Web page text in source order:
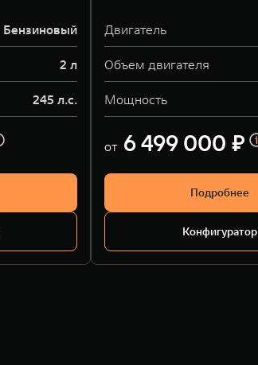
Бензиновый
2 л
245 л.с.
Двигатель
Объем двигателя
Мощность
от 6 499 000 ₽
Подробнее
Конфигуратор